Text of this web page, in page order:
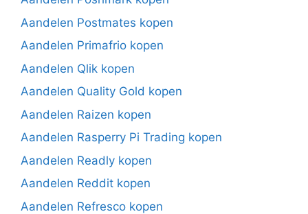
Aandelen Postmates kopen
Aandelen Primafrio kopen
Aandelen Qlik kopen
Aandelen Quality Gold kopen
Aandelen Raizen kopen
Aandelen Rasperry Pi Trading kopen
Aandelen Readly kopen
Aandelen Reddit kopen
Aandelen Refresco kopen